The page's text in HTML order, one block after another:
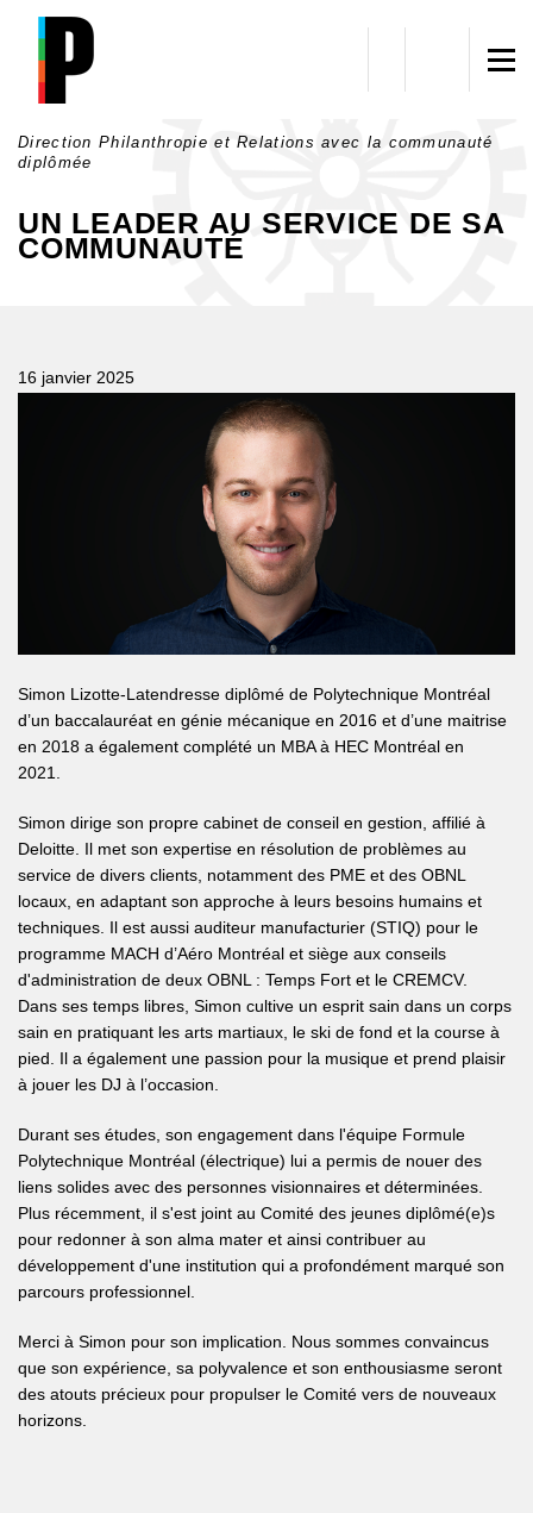
Aller au contenu principal
Direction Philanthropie et Relations avec la communauté
diplômée
UN LEADER AU SERVICE DE SA
COMMUNAUTÉ
16 janvier 2025
Simon Lizotte-Latendresse diplômé de Polytechnique Montréal
d’un baccalauréat en génie mécanique en 2016 et d’une maitrise
en 2018 a également complété un MBA à HEC Montréal en
2021.
Simon dirige son propre cabinet de conseil en gestion, affilié à
Deloitte. Il met son expertise en résolution de problèmes au
service de divers clients, notamment des PME et des OBNL
locaux, en adaptant son approche à leurs besoins humains et
techniques. Il est aussi auditeur manufacturier (STIQ) pour le
programme MACH d’Aéro Montréal et siège aux conseils
d'administration de deux OBNL : Temps Fort et le CREMCV.
Dans ses temps libres, Simon cultive un esprit sain dans un corps
sain en pratiquant les arts martiaux, le ski de fond et la course à
pied. Il a également une passion pour la musique et prend plaisir
à jouer les DJ à l’occasion.
Durant ses études, son engagement dans l'équipe Formule
Polytechnique Montréal (électrique) lui a permis de nouer des
liens solides avec des personnes visionnaires et déterminées.
Plus récemment, il s'est joint au Comité des jeunes diplômé(e)s
pour redonner à son alma mater et ainsi contribuer au
développement d'une institution qui a profondément marqué son
parcours professionnel.
Merci à Simon pour son implication. Nous sommes convaincus
que son expérience, sa polyvalence et son enthousiasme seront
des atouts précieux pour propulser le Comité vers de nouveaux
horizons.